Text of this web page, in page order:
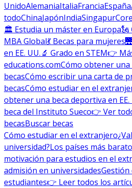
UnidoAlemaniaItaliaFranciaEspaña
todoChinaJapónIndiaSingapur
🏛 Estudia un máster en Europa🗽
MBA Global💃 Becas para mujeres
en EE. UU.🔬 Grado en STEM👉
educations.comCómo obtener una
becasCómo escribir una carta de
becasCómo estudiar en el
obtener una beca deportiva en EE.
beca del Instituto Sueco👉 Ver
becasBuscar becas
Cómo estudiar en el extranjero
universidad?Los países más
motivación para estudios en el
admisión en universidadesGestión
estudiantes👉 Leer todos los